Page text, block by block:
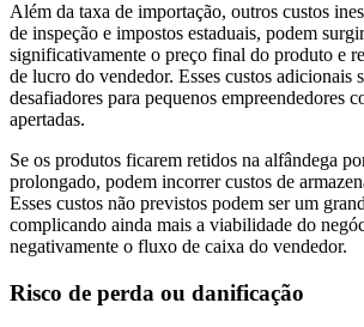
Além da taxa de importação, outros custos
de inspeção e impostos estaduais, podem
significativamente o preço final do produto e
de lucro do vendedor. Esses custos adicionais
desafiadores para pequenos empreendedores
apertadas.
Se os produtos ficarem retidos na alfândega
prolongado, podem incorrer custos de
Esses custos não previstos podem ser um
complicando ainda mais a viabilidade do
negativamente o fluxo de caixa do vendedor.
Risco de perda ou danificação